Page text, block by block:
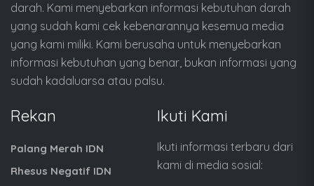
darah. Kami menyebarkan informasi kebutuhan darah
yang sudah kami cek kebenarannya kesemua media
yang kami miliki. Kami berusaha untuk menyebarkan
informasi kebutuhan yang benar, bukan informasi yang
sudah kadaluarsa atau palsu.
Rekan
Palang Merah IDN
Rhesus Negatif IDN
Ikuti Kami
Ikuti informasi terbaru dari
kami di media sosial: